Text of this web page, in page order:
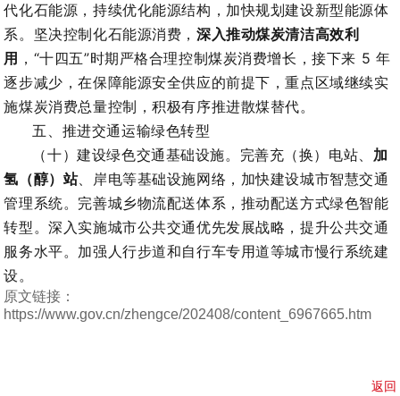
代化石能源，持续优化能源结构，加快规划建设新型能源体
系。坚决控制化石能源消费， 深入推动煤炭清洁高效利
用 ，“十四五”时期严格合理控制煤炭消费增长，接下来 5 年
逐步减少，在保障能源安全供应的前提下，重点区域继续实
施煤炭消费总量控制，积极有序推进散煤替代。
五、 推进交通运输绿色转型
（十）建设绿色交通基础设施。完善充（换）电站、 加
氢（醇）站、岸电等基础设施网络，加快建设城市智慧交通
管理系统。完善城乡物流配送体系，推动配送方式绿色智能
转型。深入实施城市公共交通优先发展战略，提升公共交通
服务水平。加强人行步道和自行车专用道等城市慢行系统建
设。
原文链接：
https://www.gov.cn/zhengce/202408/content_6967665.htm
返回